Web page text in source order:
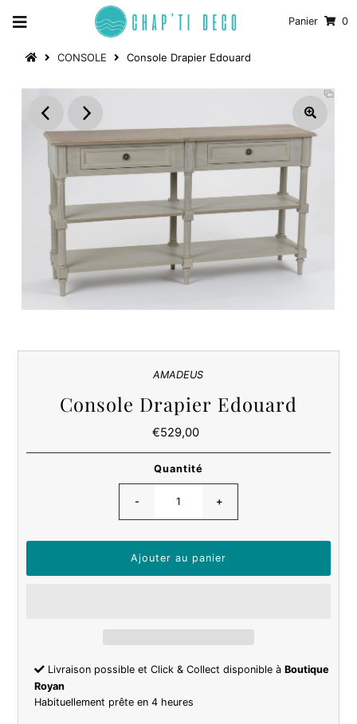
Panier 0
CONSOLE Console Drapier Edouard
AMADEUS
Console Drapier Edouard
Prix
€529,00
Quantité
- +
Livraison possible et Click & Collect disponible àBoutique
Royan
Habituellement prête en 4 heures